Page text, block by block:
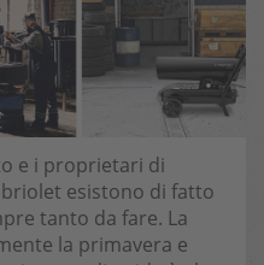
e i proprietari di
esistono di fatto
tanto da fare. La
la primavera e